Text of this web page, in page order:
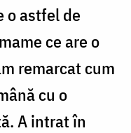
o astfel de
ce are o
remarcat cum
cu o
A intrat în